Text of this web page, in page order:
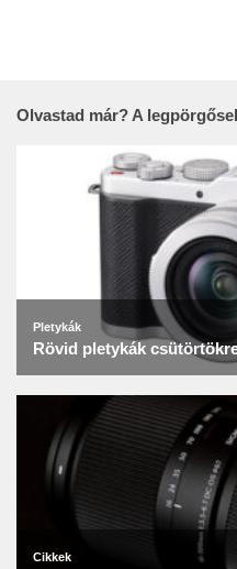
Olvastad már? A